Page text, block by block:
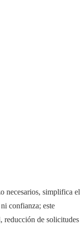
necesarios, simplifica el
confianza; este
reducción de solicitudes